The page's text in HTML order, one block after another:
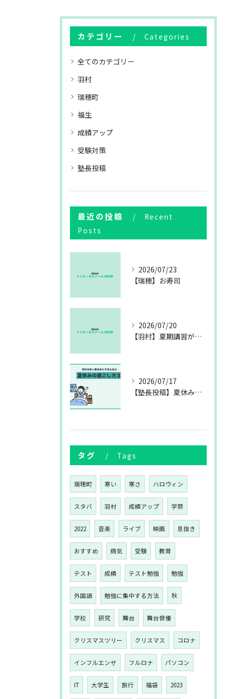
カテゴリー Categories
全てのカテゴリー
羽村
瑞穂町
福生
成績アップ
受験対策
塾長投稿
最近の投稿
Recent
Posts
2026/07/23
【瑞穂】お寿司
2026/07/20
【羽村】夏期講習が始まりました
2026/07/17
【塾長投稿】夏休みの過ごし方③
タグ Tags
瑞穂町 寒い 寒さ ハロウィン
スタバ 羽村 成績アップ 学祭
2022 音楽 ライブ 映画 息抜き
おすすめ 病気 受験 教育
テスト 成績 テスト勉強 勉強
外国語 勉強に集中する方法 秋
学校 研究 舞台 舞台俳優
クリスマスツリー クリスマス コロナ
インフルエンザ フルロナ パソコン
IT 大学生 旅行 福袋 2023